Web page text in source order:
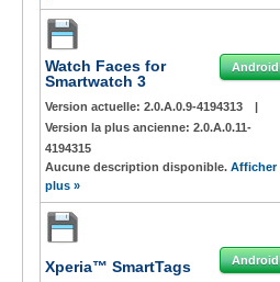
Watch Faces for
Smartwatch 3
Android
Version actuelle: 2.0.A.0.9-4194313
|
Version la plus ancienne: 2.0.A.0.11-
4194315
Aucune description disponible. Afficher
plus »
Xperia™ SmartTags Android